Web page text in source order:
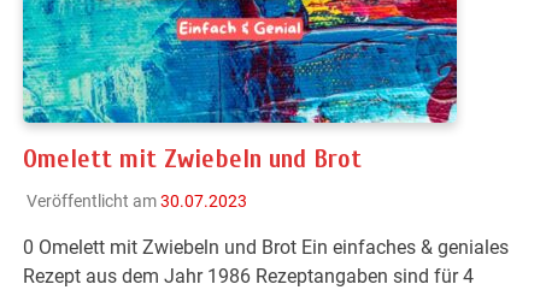
Omelett mit Zwiebeln und Brot
Veröffentlicht am30.07.2023
0 Omelett mit Zwiebeln und Brot Ein einfaches & geniales
Rezept aus dem Jahr 1986 Rezeptangaben sind für 4